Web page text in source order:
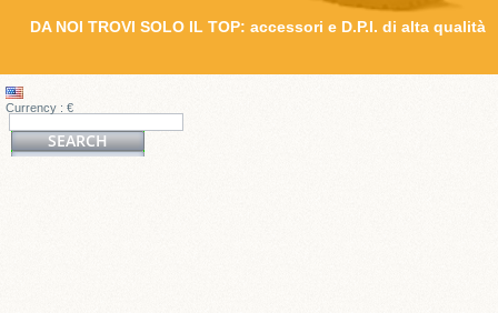
DA NOI TROVI SOLO IL TOP: accessori e D.P.I. di alta qualità
Currency : €